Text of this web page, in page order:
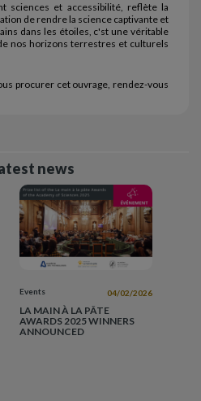
sciences et accessibilité, reflète la
de rendre la science captivante et
dans les étoiles, c'st une véritable
nos horizons terrestres et culturels
procurer cet ouvrage, rendez-vous
news
Events 04/02/2026
LA MAIN À LA PÂTE
AWARDS 2025 WINNERS
ANNOUNCED